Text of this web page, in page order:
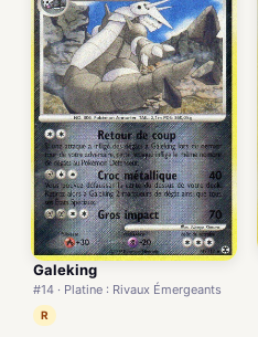
Galeking
#14 · Platine : Rivaux Émergeants
R